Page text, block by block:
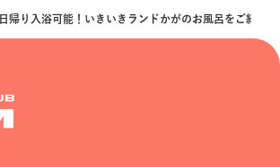
日帰り入浴可能！いきいきランドかがのお風呂をご紹介